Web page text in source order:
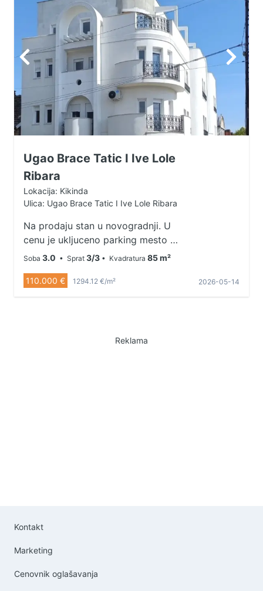
Ugao Brace Tatic I Ive Lole
Ribara
Lokacija: Kikinda
Ulica: Ugao Brace Tatic I Ive Lole Ribara
Na prodaju stan u novogradnji. U
cenu je ukljuceno parking mesto u
dvoristu zgrade. Velika terasa sa
stanova. Sopstveno centralno
grejanje( nije prikaceno na gradsko
Soba 3.0 • Sprat 3/3 • Kvadratura 85 m²
110.000 € 1294.12 €/m² 2026-05-14
Reklama
Kontakt
Marketing
Cenovnik oglašavanja